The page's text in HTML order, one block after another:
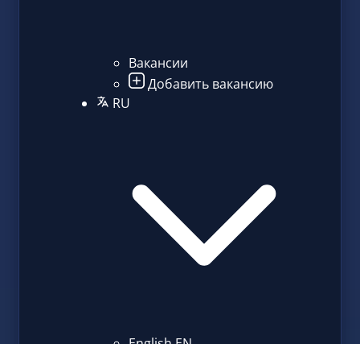
Вакансии
Добавить вакансию
RU